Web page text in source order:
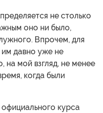
не столько
оно ни было,
Впрочем, для
им давно уже не
на мой взгляд, не менее
когда были
курса